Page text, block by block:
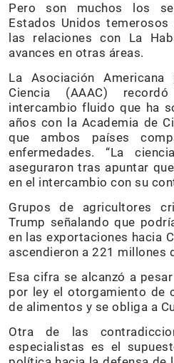
Pero son muchos los
Estados Unidos
las relaciones con La
avances en otras áreas.
La Asociación
Ciencia (AAAC)
intercambio fluido que ha
años con la Academia de
que ambos países
enfermedades. “La
aseguraron tras apuntar
en el intercambio con su
Grupos de agricultores
Trump señalando que
en las exportaciones hacia
ascendieron a 221 millones
Esa cifra se alcanzó a
por ley el otorgamiento de
de alimentos y se obliga a
Otra de las
especialistas es el